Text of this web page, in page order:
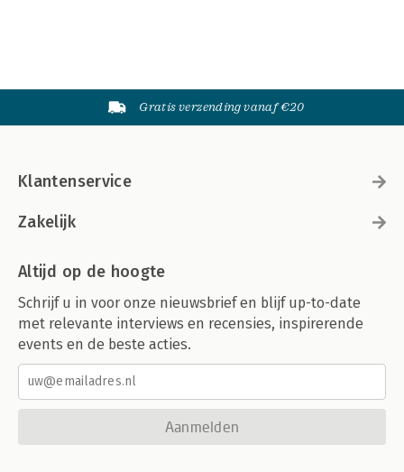
Gratis verzending vanaf €20
Klantenservice
Zakelijk
Altijd op de hoogte
Schrijf u in voor onze nieuwsbrief en blijf up-to-date
met relevante interviews en recensies, inspirerende
events en de beste acties.
Aanmelden